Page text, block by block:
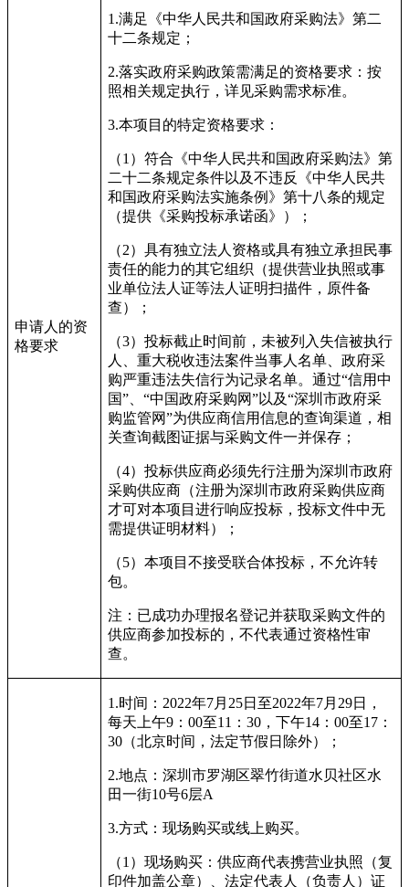
申请人的资
格要求
1.满足《中华人民共和国政府采购法》第二
十二条规定；
2.落实政府采购政策需满足的资格要求：按
照相关规定执行，详见采购需求标准。
3.本项目的特定资格要求：
（1 ）符合《中华人民共和国政府采购法》第
二十二条规定条件以及不违反
《中华人民共
和国政府采购法实施条例》第十八条的规定
（提供《采购投标承诺函》）；
（2）具有独立法人资格或具有独立承担民事
责任的能力的其它组织（提供营业执照或事
业单位法人证等法人证明扫描件，原件备
查）；
（3）投标截止时间前，未被列入失信被执行
人、重大税收违法案件当事人名单、政府采
购严重违法失信行为记录名单。通过“信用中
国” “中国政府采购网”以及“深圳市政府采
购监管网”为供应商信用信息的查询渠道，相
关查询截图证据与采购文件一并保存；
（4）投标供应商必须先行注册为深圳市政府
采购供应商（注册为深圳市政府采购供应商
才可对本项目进行响应投标，投标文件中无
需提供证明材料）；
（5）本项目不接受联合体投标，不允许转
包。
注：已成功办理报名登记并获取采购文件的
供应商参加投标的，不代表通过资格性审
查。
1.时间： 2022年7月 25日至2022年7月 29日，
每天上午9 ： 00至11 ： 30 ，下午14 ： 00至17 ：
30 （北京时间，法定节假日除外）；
2.地点：深圳市罗湖区翠竹街道水贝社区水
田一街10号6层A
3.方式：现场购买或线上购买。
（1 ）现场购买：供应商代表携营业执照（复
印件加盖公章）、法定代表人（负责人）证